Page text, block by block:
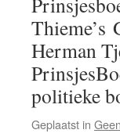
Thieme’s
Herman
politieke
Geplaatst in